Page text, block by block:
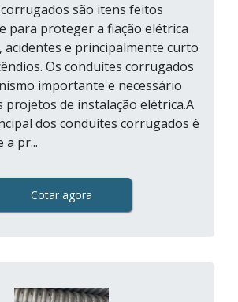
são itens feitos
para proteger a fiação elétrica
acidentes e principalmente curto
Os conduítes corrugados
importante e necessário
projetos de instalação elétrica.A
dos conduítes corrugados é
a pr...
Cotar agora